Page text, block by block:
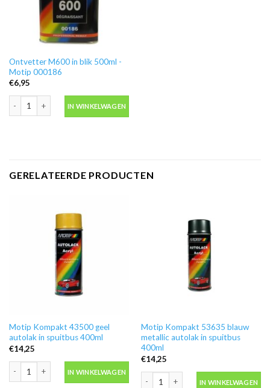
Ontvetter M600 in blik 500ml -
Motip 000186
€6,95
Ontvetter M600 in blik 500ml -Motip 000186 aantal
IN WINKELWAGEN
GERELATEERDE PRODUCTEN
Motip Kompakt 43500 geel
autolak in spuitbus 400ml
€14,25
Motip Kompakt 43500 geel autolak in spuitbus 400ml aantal
IN WINKELWAGEN
Motip Kompakt 53635 blauw
metallic autolak in spuitbus
400ml
€14,25
IN WINKELWAGEN